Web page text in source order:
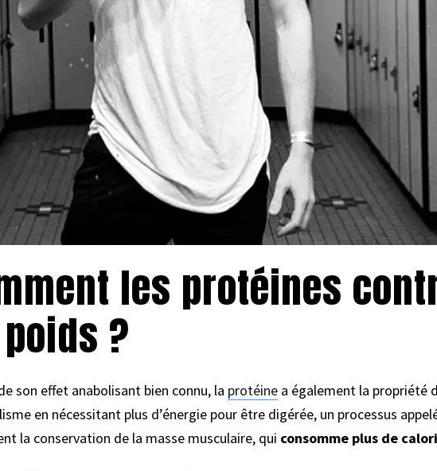
les protéines
?
son effet anabolisant bien connu, la protéinea également la propriété
en nécessitant plus d’énergie pour être digérée, un processus
la conservation de la masse musculaire, qui consomme plus de